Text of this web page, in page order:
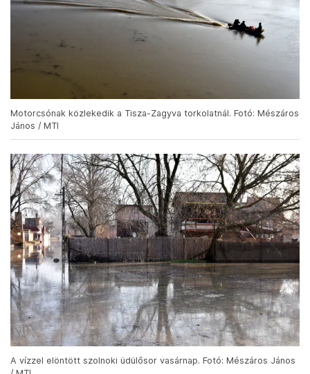
Motorcsónak közlekedik a Tisza-Zagyva torkolatnál. Fotó: Mészáros
János / MTI
A vízzel elöntött szolnoki üdülősor vasárnap. Fotó: Mészáros János